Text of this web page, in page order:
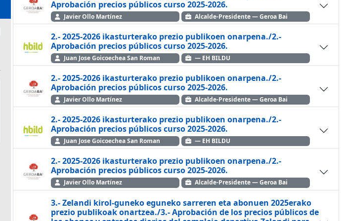
Aprobación precios públicos curso 2025-2026.
Javier Ollo Martínez Alcalde-Presidente — Geroa Bai
2.- 2025-2026 ikasturterako prezio publikoen onarpena./2.-
Aprobación precios públicos curso 2025-2026.
Juan Jose Goicoechea San Roman — EH BILDU
2.- 2025-2026 ikasturterako prezio publikoen onarpena./2.-
Aprobación precios públicos curso 2025-2026.
Javier Ollo Martínez Alcalde-Presidente — Geroa Bai
2.- 2025-2026 ikasturterako prezio publikoen onarpena./2.-
Aprobación precios públicos curso 2025-2026.
Juan Jose Goicoechea San Roman — EH BILDU
2.- 2025-2026 ikasturterako prezio publikoen onarpena./2.-
Aprobación precios públicos curso 2025-2026.
Javier Ollo Martínez Alcalde-Presidente — Geroa Bai
3.- Zelandi kirol-guneko eguneko sarreren eta abonuen 2025erako
prezio publikoak onartzea./3.- Aprobación de los precios públicos de